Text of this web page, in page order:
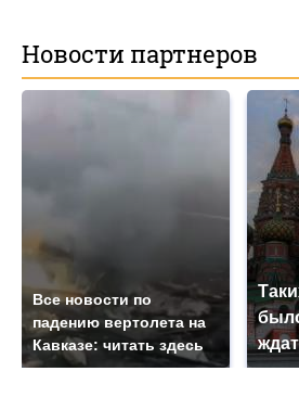
Новости партнеров
Все новости по
падению вертолета на
Кавказе: читать здесь